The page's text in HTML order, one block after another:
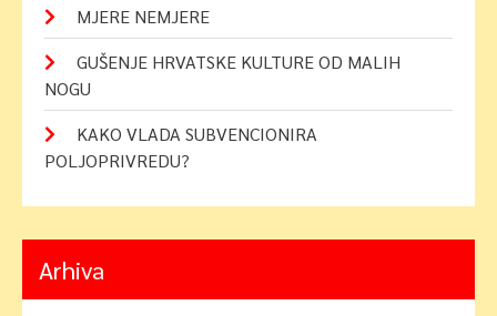
MJERE NEMJERE
GUŠENJE HRVATSKE KULTURE OD MALIH
NOGU
KAKO VLADA SUBVENCIONIRA
POLJOPRIVREDU?
Arhiva